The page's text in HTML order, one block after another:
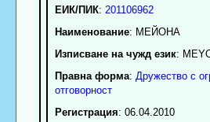
ЕИК/ПИК: 201106962
Наименование: МЕЙОНА
Изписване на чужд език:
Правна форма: Дружество с
отговорност
Регистрация: 06.04.2010